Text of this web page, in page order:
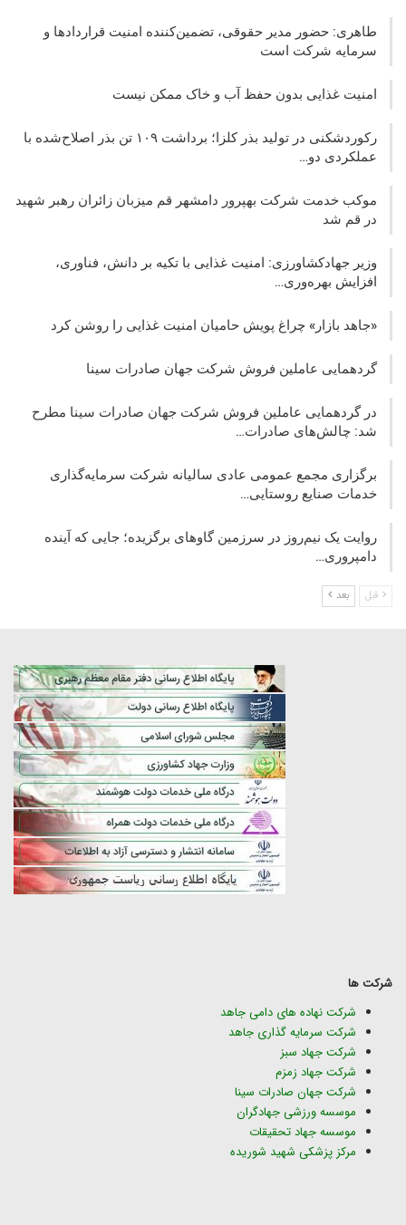
طاهری: حضور مدیر حقوقی، تضمین‌کننده امنیت قراردادها و
سرمایه شرکت‌ است
امنیت غذایی بدون حفظ آب و خاک ممکن نیست
رکوردشکنی در تولید بذر کلزا؛ برداشت ۱۰۹ تن بذر اصلاح‌شده با
عملکردی دو…
موکب خدمت شرکت بهپرور دامشهر قم میزبان زائران رهبر شهید
در قم شد
وزیر جهادکشاورزی: امنیت غذایی با تکیه بر دانش، فناوری،
افزایش بهره‌وری…
«جاهد بازار» چراغ پویش حامیان امنیت غذایی را روشن کرد
گردهمایی عاملین فروش شرکت جهان صادرات سینا
در گردهمایی عاملین فروش شرکت جهان صادرات سینا مطرح
شد: چالش‌های صادرات…
برگزاری مجمع عمومی عادی سالیانه شرکت سرمایه‌گذاری
خدمات صنایع روستایی…
روایت یک نیم‌روز در سرزمین گاوهای برگزیده؛ جایی که آینده
دامپروری…
قبل بعد
شرکت ها
شرکت نهاده های دامی جاهد
شرکت سرمایه گذاری جاهد
شرکت جهاد سبز
شرکت جهاد زمزم
شرکت جهان صادرات سینا
موسسه ورزشی جهادگران
موسسه جهاد تحقیقات
مرکز پزشکی شهید شوریده